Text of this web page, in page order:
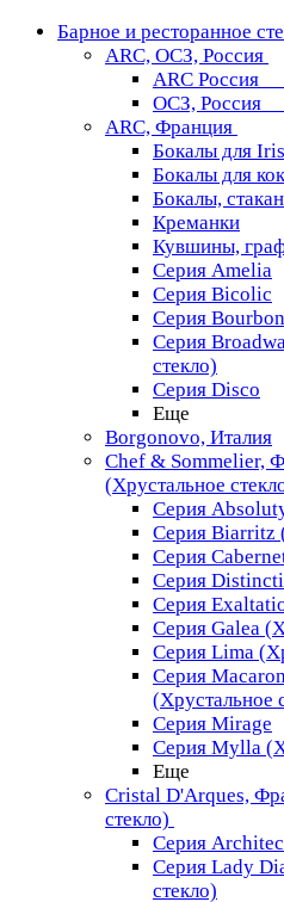
Барное и ресторанное
ARC, ОСЗ, Россия
ARC Россия
ОСЗ, Россия
ARC, Франция
Бокалы для
Бокалы для
Бокалы,
Креманки
Кувшины,
Серия Amelia
Серия Bicolic
Серия
Серия
стекло)
Серия Disco
Еще
Borgonovo, Италия
Chef & Sommelier,
(Хрустальное
Серия
Серия Biarritz
Серия
Серия
Серия
Серия Galea
Серия Lima
Серия
(Хрустальное
Серия Mirage
Серия Mylla
Еще
Cristal D'Arques,
стекло)
Серия
Серия Lady
стекло)